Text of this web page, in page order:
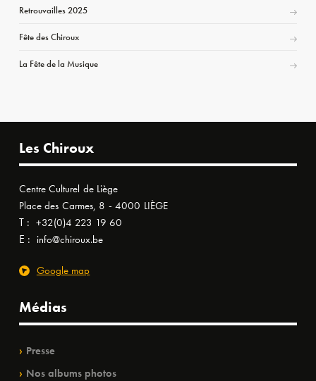
Retrouvailles 2025
Fête des Chiroux
La Fête de la Musique
Les Chiroux
Centre Culturel de Liège
Place des Carmes, 8 - 4000 LIÈGE
T : +32(0)4 223 19 60
E : info@chiroux.be
Google map
Médias
Presse
Nos albums photos